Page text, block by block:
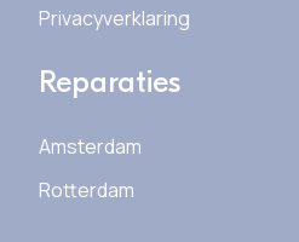
Privacyverklaring
Reparaties
Amsterdam
Rotterdam